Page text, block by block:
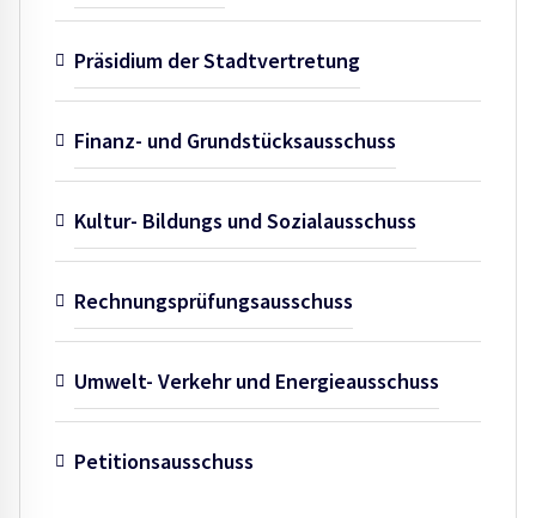
Präsidium der Stadtvertretung
Finanz- und Grundstücksausschuss
Kultur- Bildungs und Sozialausschuss
Rechnungsprüfungsausschuss
Umwelt- Verkehr und Energieausschuss
Petitionsausschuss